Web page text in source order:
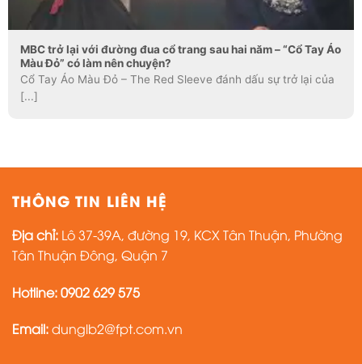
MBC trở lại với đường đua cổ trang sau hai năm – “Cổ Tay Áo
Màu Đỏ” có làm nên chuyện?
Cổ Tay Áo Màu Đỏ – The Red Sleeve đánh dấu sự trở lại của
[...]
THÔNG TIN LIÊN HỆ
Địa chỉ: Lô 37-39A, đường 19, KCX Tân Thuận, Phường
Tân Thuận Đông, Quận 7
Hotline: 0902 629 575
Email:dunglb2@fpt.com.vn